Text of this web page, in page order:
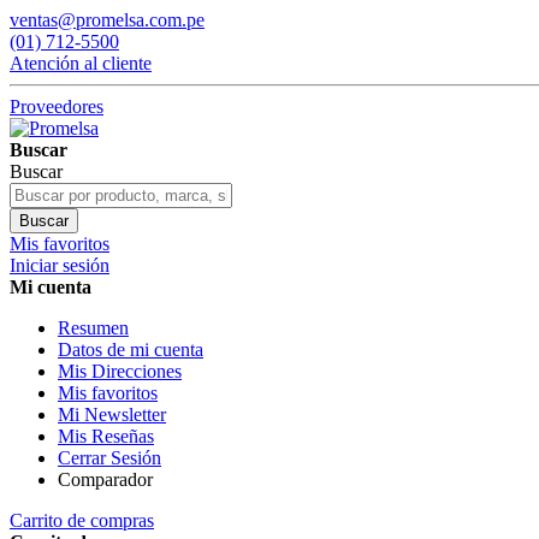
ventas@promelsa.com.pe
(01) 712-5500
Atención al cliente
Proveedores
Buscar
Buscar
Buscar
Mis favoritos
Iniciar sesión
Mi cuenta
Resumen
Datos de mi cuenta
Mis Direcciones
Mis favoritos
Mi Newsletter
Mis Reseñas
Cerrar Sesión
Comparador
Carrito de compras